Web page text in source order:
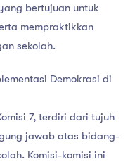
bertujuan untuk
mempraktikkan
sekolah.
Demokrasi di
7, terdiri dari tujuh
jawab atas bidang-
Komisi-komisi ini